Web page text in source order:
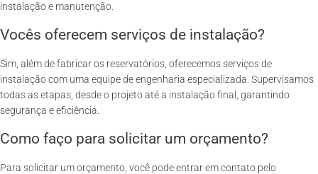
instalação e manutenção.
Vocês oferecem serviços de instalação?
Sim, além de fabricar os reservatórios, oferecemos serviços de
instalação com uma equipe de engenharia especializada. Supervisamos
todas as etapas, desde o projeto até a instalação final, garantindo
segurança e eficiência.
Como faço para solicitar um orçamento?
Para solicitar um orçamento, você pode entrar em contato pelo